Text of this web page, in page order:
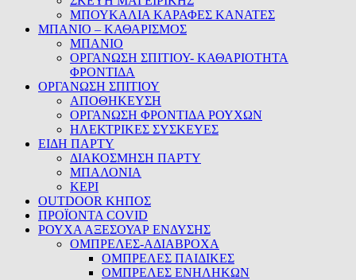
ΜΠΟΥΚΑΛΙΑ ΚΑΡΑΦΕΣ ΚΑΝΑΤΕΣ
ΜΠΑΝΙΟ – ΚΑΘΑΡΙΣΜΟΣ
ΜΠΑΝΙΟ
ΟΡΓΑΝΩΣΗ ΣΠΙΤΙΟΥ- ΚΑΘΑΡΙΟΤΗΤΑ
ΦΡΟΝΤΙΔΑ
ΟΡΓΑΝΩΣΗ ΣΠΙΤΙΟΥ
ΑΠΟΘΗΚΕΥΣΗ
ΟΡΓΑΝΩΣΗ ΦΡΟΝΤΙΔΑ ΡΟΥΧΩΝ
ΗΛΕΚΤΡΙΚΕΣ ΣΥΣΚΕΥΕΣ
ΕΙΔΗ ΠΑΡΤΥ
ΔΙΑΚΟΣΜΗΣΗ ΠΑΡΤΥ
ΜΠΑΛΟΝΙΑ
ΚΕΡΙ
OUTDOOR ΚΗΠΟΣ
ΠΡΟΪΟΝΤΑ COVID
ΡΟΥΧΑ ΑΞΕΣΟΥΑΡ ΕΝΔΥΣΗΣ
ΟΜΠΡΕΛΕΣ-ΑΔΙΑΒΡΟΧΑ
ΟΜΠΡΕΛΕΣ ΠΑΙΔΙΚΕΣ
ΟΜΠΡΕΛΕΣ ΕΝΗΛΗΚΩΝ